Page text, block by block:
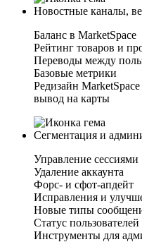
Новостные каналы,
Баланс в MarketSpace
Рейтинг товаров и
Переводы между
Базовые метрики
Редизайн MarketSpace
вывод на карты
Сегментация и
Управление сессиями
Удаление аккаунта
Форс- и сфот-апдейт
Исправления и
Новые типы
Статус пользователей
Инструменты для